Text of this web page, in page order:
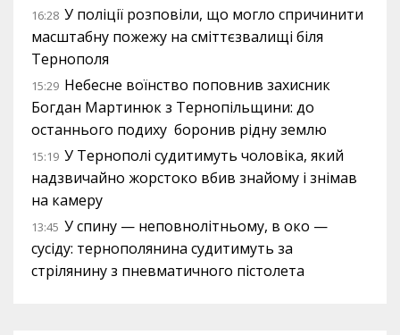
16:28 У поліції розповіли, що могло спричинити
масштабну пожежу на сміттєзвалищі біля
Тернополя
15:29 Небесне воїнство поповнив захисник
Богдан Мартинюк з Тернопільщини: до
останнього подиху боронив рідну землю
15:19 У Тернополі судитимуть чоловіка, який
надзвичайно жорстоко вбив знайому і знімав
на камеру
13:45 У спину — неповнолітньому, в око —
сусіду: тернополянина судитимуть за
стрілянину з пневматичного пістолета